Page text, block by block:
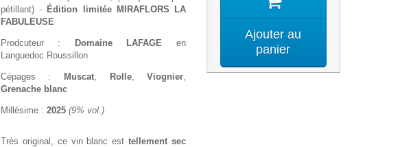
pétillant) - Édition limitée MIRAFLORS LA
FABULEUSE
Prodcuteur : Domaine LAFAGE en
Languedoc Roussillon
Cépages : Muscat Rolle, Viognier
Grenache blanc
Millésime : 2025 (9% vol.)
Très original, ce vin blanc esttellement sec
Ajouter au
panier